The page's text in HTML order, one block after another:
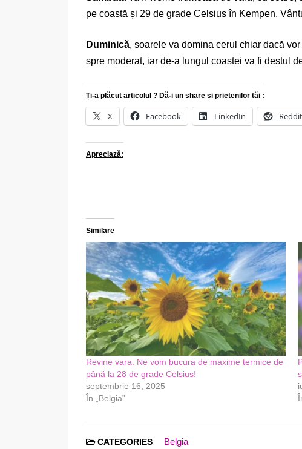
pe coastă și 29 de grade Celsius în Kempen.
Duminică, soarele va domina cerul chiar dacă
spre moderat, iar de-a lungul coastei va fi destul
Ți-a plăcut articolul ? Dă-i un share și prietenilor tăi :
X Facebook LinkedIn Reddit
Apreciază:
Similare
Revine vara. Ne vom bucura de maxime termice de
până la 28 de grade Celsius!
septembrie 16, 2025
În „Belgia”
CATEGORIES Belgia